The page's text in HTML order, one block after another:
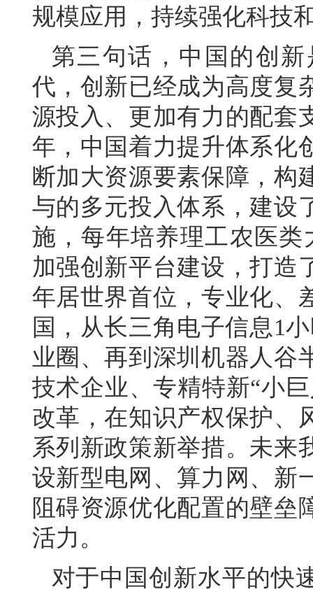
规模应用，持续强化科技
第三句话，中国的创
代，创新已经成为高度复
源投入、更加有力的配套
年，中国着力提升体系化
断加大资源要素保障，构
与的多元投入体系，建设
施，每年培养理工农医类
加强创新平台建设，打造
年居世界首位，专业化、
国，从长三角电子信息1
业圈、再到深圳机器人谷
技术企业、专精特新“小
改革，在知识产权保护、
系列新政策新举措。未来
设新型电网、算力网、新
阻碍资源优化配置的壁垒
活力。
对于中国创新水平的快